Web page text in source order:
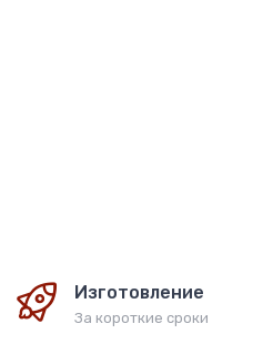
Изготовление
За короткие сроки